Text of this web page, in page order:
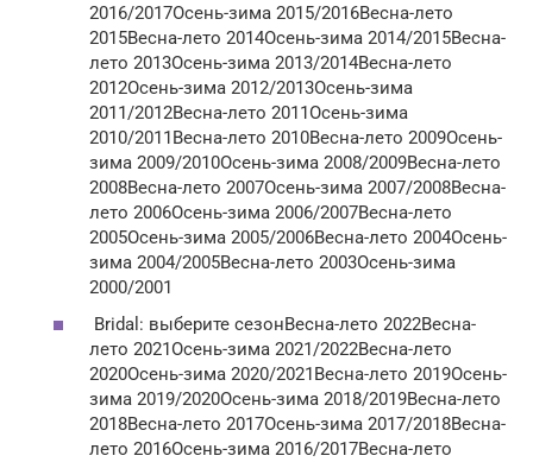
2016/2017Осень-зима 2015/2016Весна-лето
2015Весна-лето 2014Осень-зима 2014/2015Весна-
лето 2013Осень-зима 2013/2014Весна-лето
2012Осень-зима 2012/2013Осень-зима
2011/2012Весна-лето 2011Осень-зима
2010/2011Весна-лето 2010Весна-лето 2009Осень-
зима 2009/2010Осень-зима 2008/2009Весна-лето
2008Весна-лето 2007Осень-зима 2007/2008Весна-
лето 2006Осень-зима 2006/2007Весна-лето
2005Осень-зима 2005/2006Весна-лето 2004Осень-
зима 2004/2005Весна-лето 2003Осень-зима
2000/2001
Bridal: выберите сезонВесна-лето 2022Весна-
лето 2021Осень-зима 2021/2022Весна-лето
2020Осень-зима 2020/2021Весна-лето 2019Осень-
зима 2019/2020Осень-зима 2018/2019Весна-лето
2018Весна-лето 2017Осень-зима 2017/2018Весна-
лето 2016Осень-зима 2016/2017Весна-лето